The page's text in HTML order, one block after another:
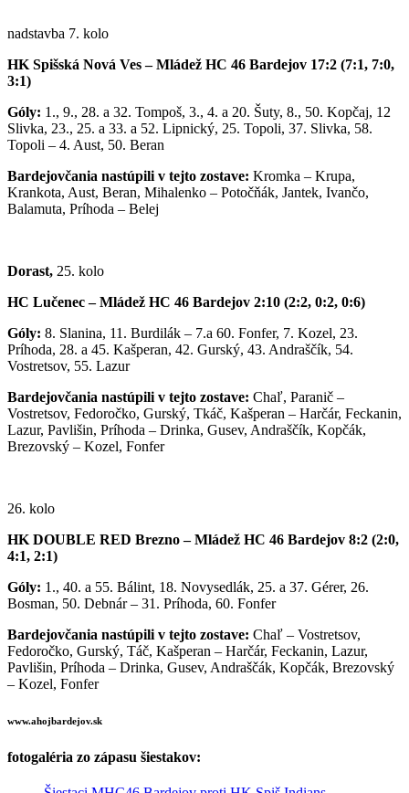
nadstavba 7. kolo
HK Spišská Nová Ves – Mládež HC 46 Bardejov 17:2 (7:1, 7:0,
3:1)
Góly: 1., 9., 28. a 32. Tompoš, 3., 4. a 20. Šuty, 8., 50. Kopčaj, 12
Slivka, 23., 25. a 33. a 52. Lipnický, 25. Topoli, 37. Slivka, 58.
Topoli – 4. Aust, 50. Beran
Bardejovčania nastúpili v tejto zostave: Kromka – Krupa,
Krankota, Aust, Beran, Mihalenko – Potočňák, Jantek, Ivančo,
Balamuta, Príhoda – Belej
Dorast, 25. kolo
HC Lučenec – Mládež HC 46 Bardejov 2:10 (2:2, 0:2, 0:6)
Góly: 8. Slanina, 11. Burdilák – 7.a 60. Fonfer, 7. Kozel, 23.
Príhoda, 28. a 45. Kašperan, 42. Gurský, 43. Andraščík, 54.
Vostretsov, 55. Lazur
Bardejovčania nastúpili v tejto zostave: Chaľ, Paranič –
Vostretsov, Fedoročko, Gurský, Tkáč, Kašperan – Harčár, Feckanin,
Lazur, Pavlišin, Príhoda – Drinka, Gusev, Andraščík, Kopčák,
Brezovský – Kozel, Fonfer
26. kolo
HK DOUBLE RED Brezno – Mládež HC 46 Bardejov 8:2 (2:0,
4:1, 2:1)
Góly: 1., 40. a 55. Bálint, 18. Novysedlák, 25. a 37. Gérer, 26.
Bosman, 50. Debnár – 31. Príhoda, 60. Fonfer
Bardejovčania nastúpili v tejto zostave: Chaľ – Vostretsov,
Fedoročko, Gurský, Táč, Kašperan – Harčár, Feckanin, Lazur,
Pavlišin, Príhoda – Drinka, Gusev, Andraščák, Kopčák, Brezovský
– Kozel, Fonfer
www.ahojbardejov.sk
fotogaléria zo zápasu šiestakov: